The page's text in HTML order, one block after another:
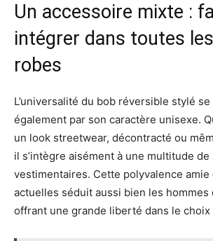
Un accessoire mixte :
intégrer dans toutes
robes
L’universalité du bob réversible stylé
également par son caractère unisexe.
un look streetwear, décontracté ou
il s’intègre aisément à une multitude de
vestimentaires. Cette polyvalence amie
actuelles séduit aussi bien les hommes
offrant une grande liberté dans le choix